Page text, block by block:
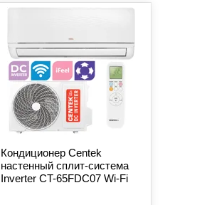
Кондиционер Centek
настенный сплит-система
Inverter CT-65FDC07 Wi-Fi